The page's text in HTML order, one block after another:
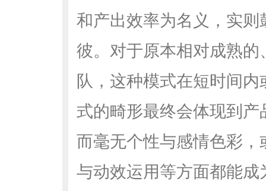
和产出效率为名义，实
彼。对于原本相对成熟
队，这种模式在短时间
式的畸形最终会体现到
而毫无个性与感情色彩
与动效运用等方面都能